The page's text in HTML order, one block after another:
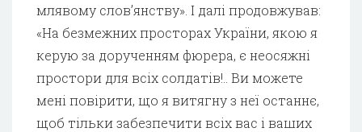
млявому слов’янству». І далі продовжував:
«На безмежних просторах України, якою я
керую за дорученням фюрера, є неосяжні
простори для всіх солдатів!.. Ви можете
мені повірити, що я витягну з неї останнє,
щоб тільки забезпечити всіх вас і ваших